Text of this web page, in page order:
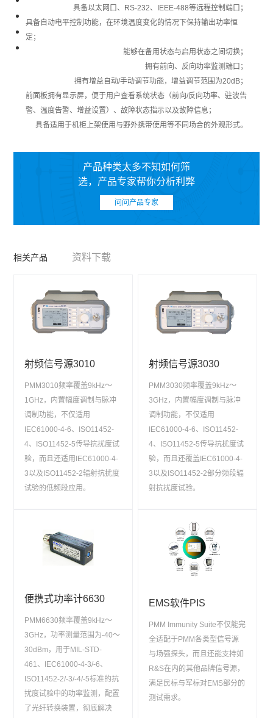
具备以太网口、RS-232、IEEE-488等远程控制端口；
具备自动电平控制功能，在环境温度变化的情况下保持输出功率恒
定；
能够在备用状态与启用状态之间切换；
拥有前向、反向功率监测端口；
拥有增益自动/手动调节功能，增益调节范围为20dB；
前面板拥有显示屏，便于用户查看系统状态（前向/反向功率、驻波告
警、温度告警、增益设置）、故障状态指示以及故障信息；
具备适用于机柜上架使用与野外携带使用等不同场合的外观形式。
产品种类太多不知如何筛
选，产品专家帮你分析利弊
问问产品专家
相关产品 资料下载
射频信号源3010
PMM3010频率覆盖9kHz～
1GHz，内置幅度调制与脉冲
调制功能，不仅适用
IEC61000-4-6、ISO11452-
4、ISO11452-5传导抗扰度试
验，而且还适用IEC61000-4-
3以及ISO11452-2辐射抗扰度
试验的低频段应用。
射频信号源3030
PMM3030频率覆盖9kHz～
3GHz，内置幅度调制与脉冲
调制功能，不仅适用
IEC61000-4-6、ISO11452-
4、ISO11452-5传导抗扰度试
验，而且还覆盖IEC61000-4-
3以及ISO11452-2部分频段辐
射抗扰度试验。
便携式功率计6630
PMM6630频率覆盖9kHz～
3GHz，功率测量范围为-40～
30dBm，用于MIL-STD-
461、IEC61000-4-3/-6、
ISO11452-2/-3/-4/-5标准的抗
扰度试验中的功率监测，配置
了光纤转换装置，彻底解决
EMS软件PIS
PMM Immunity Suite不仅能完
全适配于PMM各类型信号源
与场强探头，而且还能支持如
R&S在内的其他品牌信号源，
满足民标与军标对EMS部分的
测试需求。